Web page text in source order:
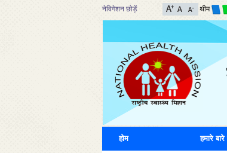
नेविगेशन छोड़ें थीम
होम हमारे